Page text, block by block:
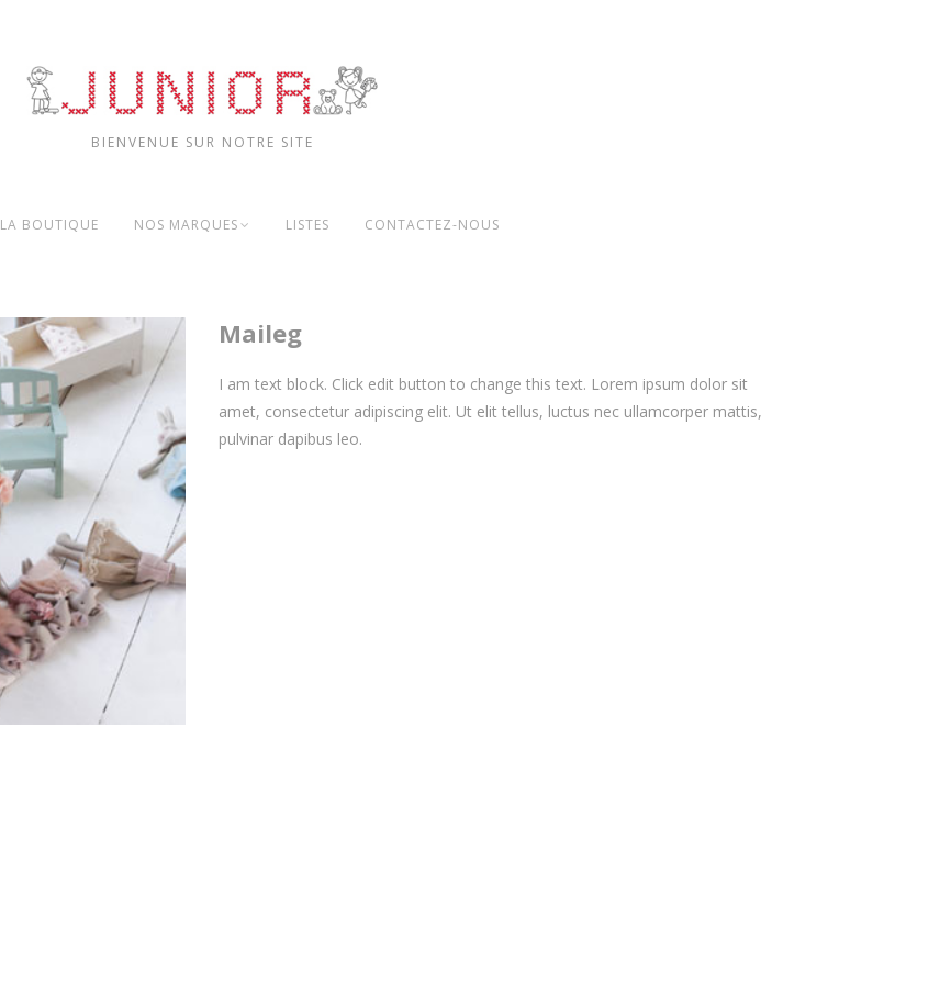
BIENVENUE SUR NOTRE SITE
LA BOUTIQUE NOS MARQUES LISTES CONTACTEZ-NOUS
Maileg
I am text block. Click edit button to change this text. Lorem ipsum dolor sit
amet, consectetur adipiscing elit. Ut elit tellus, luctus nec ullamcorper mattis,
pulvinar dapibus leo.